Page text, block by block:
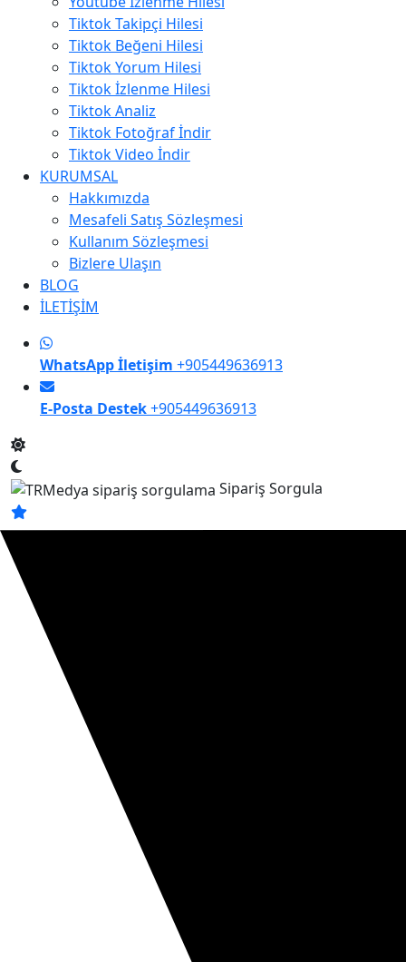
Tiktok Takipçi Hilesi
Tiktok Beğeni Hilesi
Tiktok Yorum Hilesi
Tiktok İzlenme Hilesi
Tiktok Analiz
Tiktok Fotoğraf İndir
Tiktok Video İndir
KURUMSAL
Hakkımızda
Mesafeli Satış Sözleşmesi
Kullanım Sözleşmesi
Bizlere Ulaşın
BLOG
İLETİŞİM
WhatsApp İletişim +905449636913
E-Posta Destek+905449636913
Sipariş Sorgula